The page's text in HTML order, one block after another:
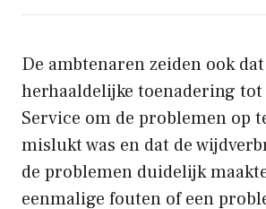
De ambtenaren zeiden ook dat
herhaaldelijke toenadering tot
Service om de problemen op
mislukt was en dat de
de problemen duidelijk
eenmalige fouten of een